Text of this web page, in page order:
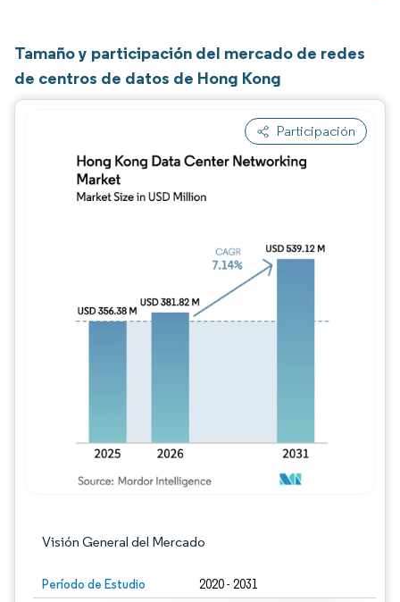
Tamaño y participación del mercado de redes
de centros de datos de Hong Kong
Participación
Visión General del Mercado
Período de Estudio 2020 - 2031